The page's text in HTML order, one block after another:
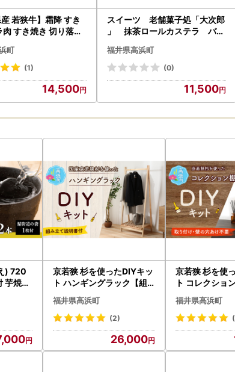
産 若狭牛】霜降 すき
肉 すき焼き 切り落し
町
(1)
14,500
スイーツ 老舗菓子処「大次郎
」 抹茶ロールカステラ バタ
ラ ギフト
福井県高浜町
(0)
11,500
) 720
芋焼酎
包装
京若狭 杉を使ったDIYキッ
ト ハンギングラック【組
み立て説明書付】 自作 家
具
福井県高浜町
(2)
26,000
京若狭 杉を使
ト コレクショ
付け・壁の穴あ
明書付】 自作
福井県高浜町